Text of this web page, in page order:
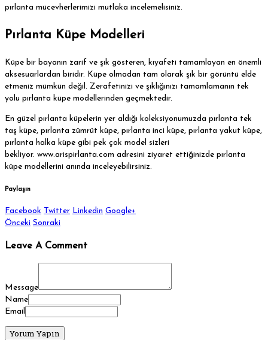
pırlanta mücevherlerimizi mutlaka incelemelisiniz.
Pırlanta Küpe Modelleri
Küpe bir bayanın zarif ve şık gösteren, kıyafeti tamamlayan en önemli
aksesuarlardan biridir. Küpe olmadan tam olarak şık bir görüntü elde
etmeniz mümkün değil. Zerafetinizi ve şıklığınızı tamamlamanın tek
yolu pırlanta küpe modellerinden geçmektedir.
En güzel pırlanta küpelerin yer aldığı koleksiyonumuzda pırlanta tek
taş küpe, pırlanta zümrüt küpe, pırlanta inci küpe, pırlanta yakut küpe,
pırlanta halka küpe gibi pek çok model sizleri
bekliyor. www.arispirlanta.com adresini ziyaret ettiğinizde pırlanta
küpe modellerini anında inceleyebilirsiniz.
Paylaşın
Facebook Twitter Linkedin Google+
Önceki Sonraki
Leave A Comment
Message
Name
Email